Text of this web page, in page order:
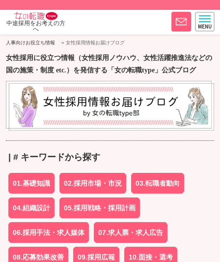
中途採用をお考えの方
へ
人事向けお役立ち情報 女性採用情報お届けブログ
女性採用に役立つ情報（女性採用ノウハウ、女性活躍推進法などの
国の施策・制度 etc.）を発信する「女の転職type」公式ブログ
| # キーワードから探す
01.基礎知識 02.採用市場・市況 03.転職者動向
04.組織設計 05.採用戦略・採用計画
06.採用手法・求人媒体 07.求人票・求人広告
08.応募効果改善 09.採用広報 10.面接・選考